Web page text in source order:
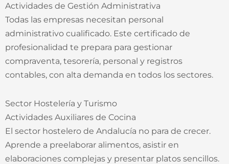
Actividades de Gestión Administrativa
Todas las empresas necesitan personal
administrativo cualificado. Este certificado de
profesionalidad te prepara para gestionar
compraventa, tesorería, personal y registros
contables, con alta demanda en todos los sectores.
Sector Hostelería y Turismo
Actividades Auxiliares de Cocina
El sector hostelero de Andalucía no para de crecer.
Aprende a preelaborar alimentos, asistir en
elaboraciones complejas y presentar platos sencillos.